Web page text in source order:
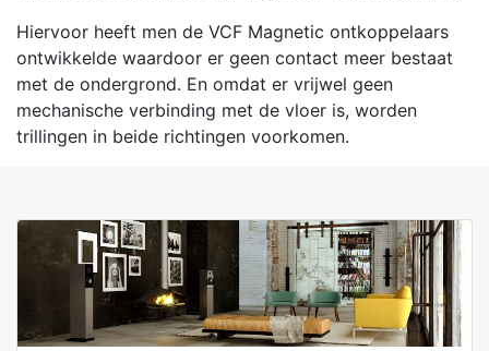
Hiervoor heeft men de VCF Magnetic ontkoppelaars
ontwikkelde waardoor er geen contact meer bestaat
met de ondergrond. En omdat er vrijwel geen
mechanische verbinding met de vloer is, worden
trillingen in beide richtingen voorkomen.